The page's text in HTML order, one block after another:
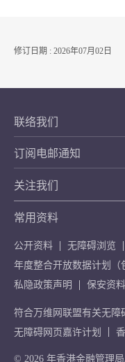
修订日期 : 2026年07月02日
联络我们
订阅电邮通知
关注我们
常用资料
公开资料
无障碍浏览
年度整合开放数据计划（
私隐政策声明
保安资料
符合万维网联盟有关无障
无障碍网页嘉许计划
© 2026 年香港金融管理局